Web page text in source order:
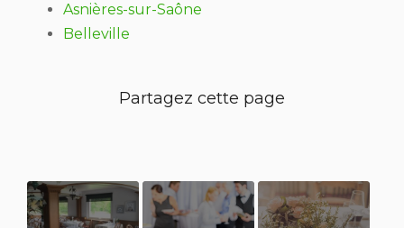
Asnières-sur-Saône
Belleville